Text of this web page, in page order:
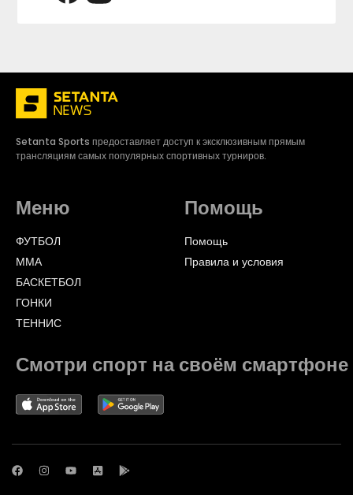
Setanta Sports предоставляет доступ к эксклюзивным прямым
трансляциям самых популярных спортивных турниров.
Меню
ФУТБОЛ
ММА
БАСКЕТБОЛ
ГОНКИ
ТЕННИС
Помощь
Помощь
Правила и условия
Смотри спорт на своём смартфоне